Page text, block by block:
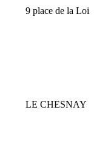
9 place de la Loi
LE CHESNAY